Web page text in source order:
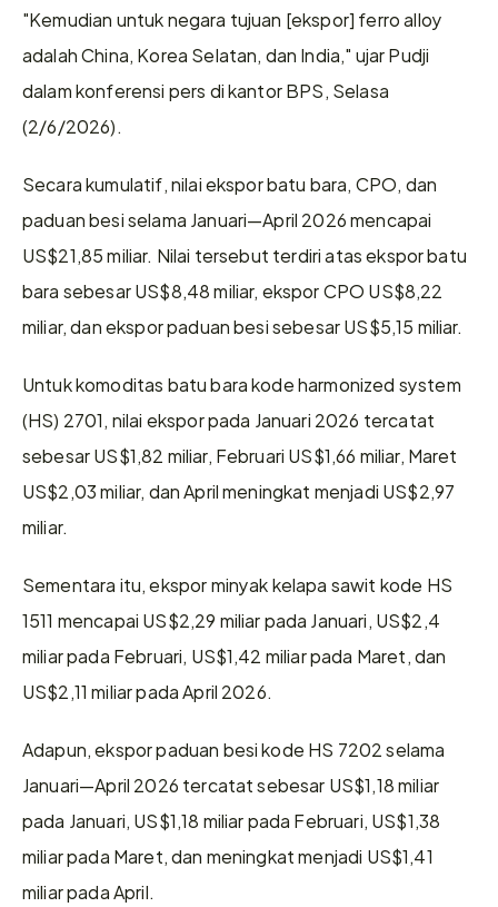
"Kemudian untuk negara tujuan [ekspor] ferro alloy
adalah China, Korea Selatan, dan India," ujar Pudji
dalam konferensi pers di kantor BPS, Selasa
(2/6/2026).
Secara kumulatif, nilai ekspor batu bara, CPO, dan
paduan besi selama Januari—April 2026 mencapai
US$21,85 miliar. Nilai tersebut terdiri atas ekspor batu
bara sebesar US$8,48 miliar, ekspor CPO US$8,22
miliar, dan ekspor paduan besi sebesar US$5,15 miliar.
Untuk komoditas batu bara kode harmonized system
(HS) 2701, nilai ekspor pada Januari 2026 tercatat
sebesar US$1,82 miliar, Februari US$1,66 miliar, Maret
US$2,03 miliar, dan April meningkat menjadi US$2,97
miliar.
Sementara itu, ekspor minyak kelapa sawit kode HS
1511 mencapai US$2,29 miliar pada Januari, US$2,4
miliar pada Februari, US$1,42 miliar pada Maret, dan
US$2,11 miliar pada April 2026.
Adapun, ekspor paduan besi kode HS 7202 selama
Januari—April 2026 tercatat sebesar US$1,18 miliar
pada Januari, US$1,18 miliar pada Februari, US$1,38
miliar pada Maret, dan meningkat menjadi US$1,41
miliar pada April.